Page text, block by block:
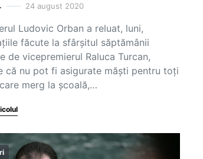
24 august 2020
Ludovic Orban a reluat, luni,
făcute la sfârșitul săptămânii
de vicepremierul Raluca Turcan,
că nu pot fi asigurate măști pentru toți
merg la școală,…